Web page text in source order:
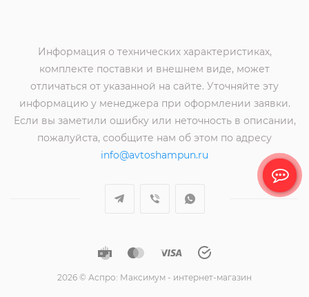
Информация о технических характеристиках,
комплекте поставки и внешнем виде, может
отличаться от указанной на сайте. Уточняйте эту
информацию у менеджера при оформлении заявки.
Если вы заметили ошибку или неточность в описании,
пожалуйста, сообщите нам об этом по адресу
info@avtoshampun.ru
2026 © Аспро: Максимум - интернет-магазин